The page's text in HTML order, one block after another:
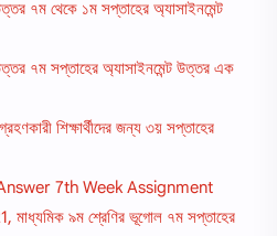
৭ম থেকে ১ম সপ্তাহের অ্যাসাইনমেন্ট
৭ম সপ্তাহের অ্যাসাইনমেন্ট উত্তর এক
শিক্ষার্থীদের জন্য ৩য় সপ্তাহের
7th Week Assignment
৯ম শ্রেণির ভূগোল ৭ম সপ্তাহের